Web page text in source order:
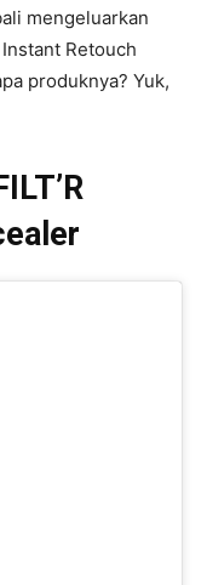
mengeluarkan
Retouch
produknya? Yuk,